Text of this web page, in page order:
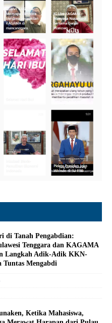
di Tanah Pengabdian:
Tenggara dan KAGAMA
Langkah Adik-Adik KKN-
Tuntas Mengabdi
Ketika Mahasiswa,